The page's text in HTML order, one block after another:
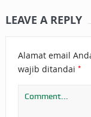
LEAVE A REPLY
Alamat email
wajib ditandai *